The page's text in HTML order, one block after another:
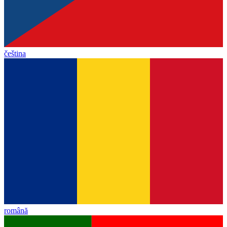
čeština
română